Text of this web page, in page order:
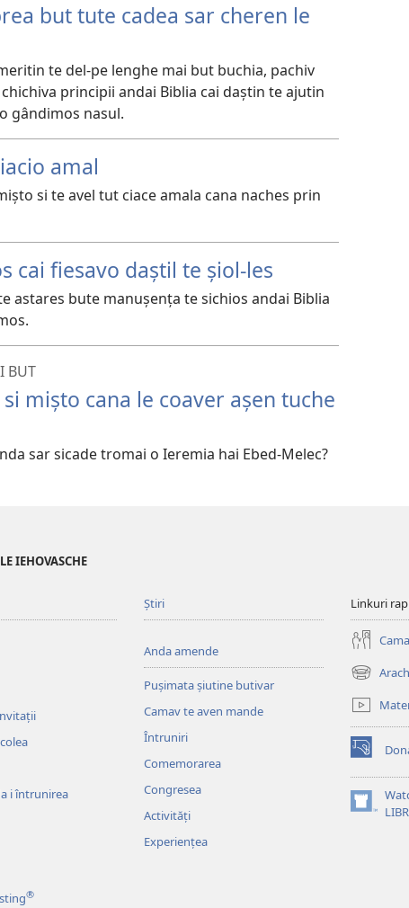
but tute cadea sar cheren le
te del-pe lenghe mai but buchia, pachiv
principii andai Biblia cai daștin te ajutin
gândimos nasul.
amal
si te avel tut ciace amala cana naches prin
cai fiesavo daștil te șiol-les
astares bute manușența te sichios andai Biblia
BUT
mișto cana le coaver așen tuche
sar sicade tromai o Ieremia hai Ebed-Melec?
IEHOVASCHE
i întrunirea
®
Știri
Anda amende
Pușimata șiutine butivar
Camav te aven mande
Întruniri
Comemorarea
Congresea
Activități
Experiențea
Linkuri
(opens
new
window)
(opens
new
window)
(opens